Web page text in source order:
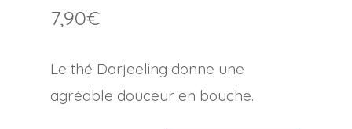
7,90€
Le thé Darjeeling donne une
agréable douceur en bouche.